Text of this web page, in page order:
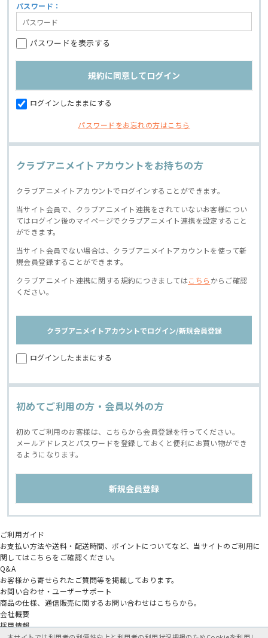
パスワード：
パスワードを表示する
ログインしたままにする
パスワードをお忘れの方はこちら
クラブアニメイトアカウントをお持ちの方
クラブアニメイトアカウントでログインすることができます。
当サイト会員で、クラブアニメイト連携をされていないお客様につい
てはログイン後のマイページでクラブアニメイト連携を設定すること
ができます。
当サイト会員でない場合は、クラブアニメイトアカウントを使って新
規会員登録することができます。
クラブアニメイト連携に関する規約につきましてはこちら からご確認
ください。
クラブアニメイトアカウントでログイン/新規会員登録
ログインしたままにする
初めてご利用の方・会員以外の方
初めてご利用のお客様は、こちらから会員登録を行ってください。
メールアドレスとパスワードを登録しておくと便利にお買い物ができ
るようになります。
ご利用ガイド
お支払い方法や送料・配送時間、ポイントについてなど、当サイトのご利用に
関してはこちらをご確認ください。
Q&A
お客様から寄せられたご質問等を掲載しております。
お問い合わせ・ユーザーサポート
商品の仕様、通信販売に関するお問い合わせはこちらから。
会社概要
採用情報